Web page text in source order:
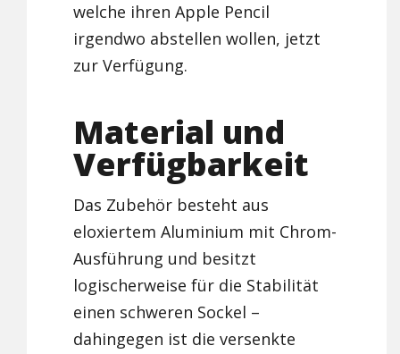
welche ihren Apple Pencil
irgendwo abstellen wollen, jetzt
zur Verfügung.
Material und
Verfügbarkeit
Das Zubehör besteht aus
eloxiertem Aluminium mit Chrom-
Ausführung und besitzt
logischerweise für die Stabilität
einen schweren Sockel –
dahingegen ist die versenkte